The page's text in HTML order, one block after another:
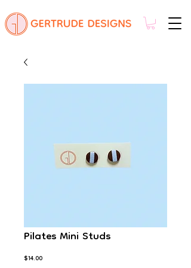
Pilates Mini Studs
$14.00Price